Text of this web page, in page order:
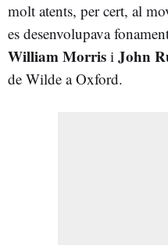
molt atents, per cert, al
es desenvolupava
William Morris i John
de Wilde a Oxford.